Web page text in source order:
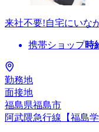
来社不要!自宅にいな
携帯ショップ時
勤務地
面接地
福島県福島市
阿武隈急行線【福島